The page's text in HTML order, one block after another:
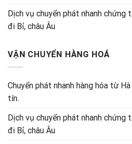
Dịch vụ chuyển phát nhanh
đi Bỉ, châu Âu
VẬN CHUYỂN HÀNG HOÁ
Chuyển phát nhanh hàng hóa từ
tín.
Dịch vụ chuyển phát nhanh
đi Bỉ, châu Âu